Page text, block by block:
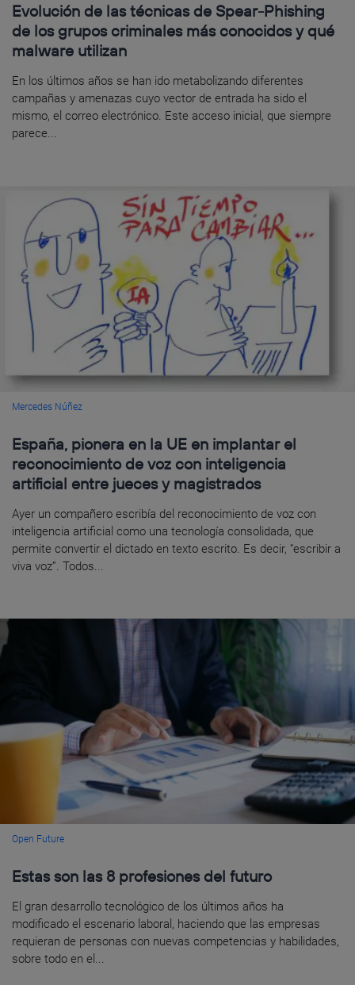
Evolución de las técnicas de Spear-Phishing
de los grupos criminales más conocidos y qué
malware utilizan
En los últimos años se han ido metabolizando diferentes
campañas y amenazas cuyo vector de entrada ha sido el
mismo, el correo electrónico. Este acceso inicial, que siempre
parece...
Mercedes Núñez
España, pionera en la UE en implantar el
reconocimiento de voz con inteligencia
artificial entre jueces y magistrados
Ayer un compañero escribía del reconocimiento de voz con
inteligencia artificial como una tecnología consolidada, que
permite convertir el dictado en texto escrito. Es decir, “escribir a
viva voz”. Todos...
Open Future
Estas son las 8 profesiones del futuro
El gran desarrollo tecnológico de los últimos años ha
modificado el escenario laboral, haciendo que las empresas
requieran de personas con nuevas competencias y habilidades,
sobre todo en el...